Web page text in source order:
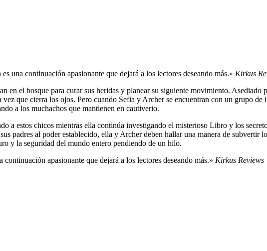
una continuación apasionante que dejará a los lectores deseando más.» Kirkus
en el bosque para curar sus heridas y planear su siguiente movimiento.
que cierra los ojos. Pero cuando Sefia y Archer se encuentran con un grupo
a los muchachos que mantienen en cautiverio.
a estos chicos mientras ella continúa investigando el misterioso Libro y los
padres al poder establecido, ella y Archer deben hallar una manera de subvertir
y la seguridad del mundo entero pendiendo de un hilo.
apasionante que dejará a los lectores deseando más.» Kirkus Reviews